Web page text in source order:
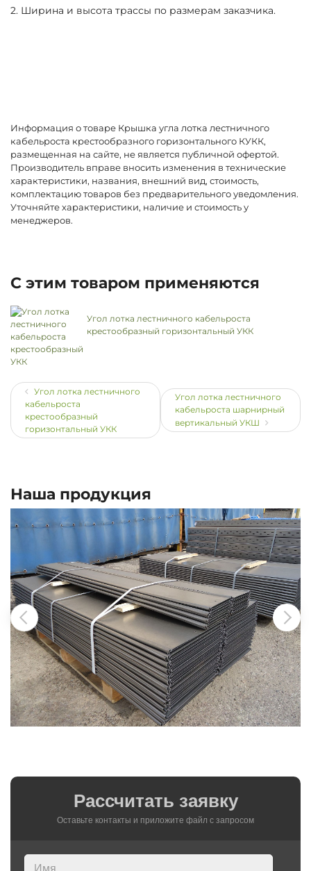
2. Ширина и высота трассы по размерам заказчика.
Информация о товаре Крышка угла лотка лестничного
кабельроста крестообразного горизонтального КУКК,
размещенная на сайте, не является публичной офертой.
Производитель вправе вносить изменения в технические
характеристики, названия, внешний вид, стоимость,
комплектацию товаров без предварительного уведомления.
Уточняйте характеристики, наличие и стоимость у
менеджеров.
С этим товаром применяются
Угол лотка лестничного кабельроста
крестообразный горизонтальный УКК
Угол лотка лестничного
кабельроста
крестообразный
горизонтальный УКК
Угол лотка лестничного
кабельроста шарнирный
вертикальный УКШ
Наша продукция
Рассчитать заявку
Оставьте контакты и приложите файл c запросом